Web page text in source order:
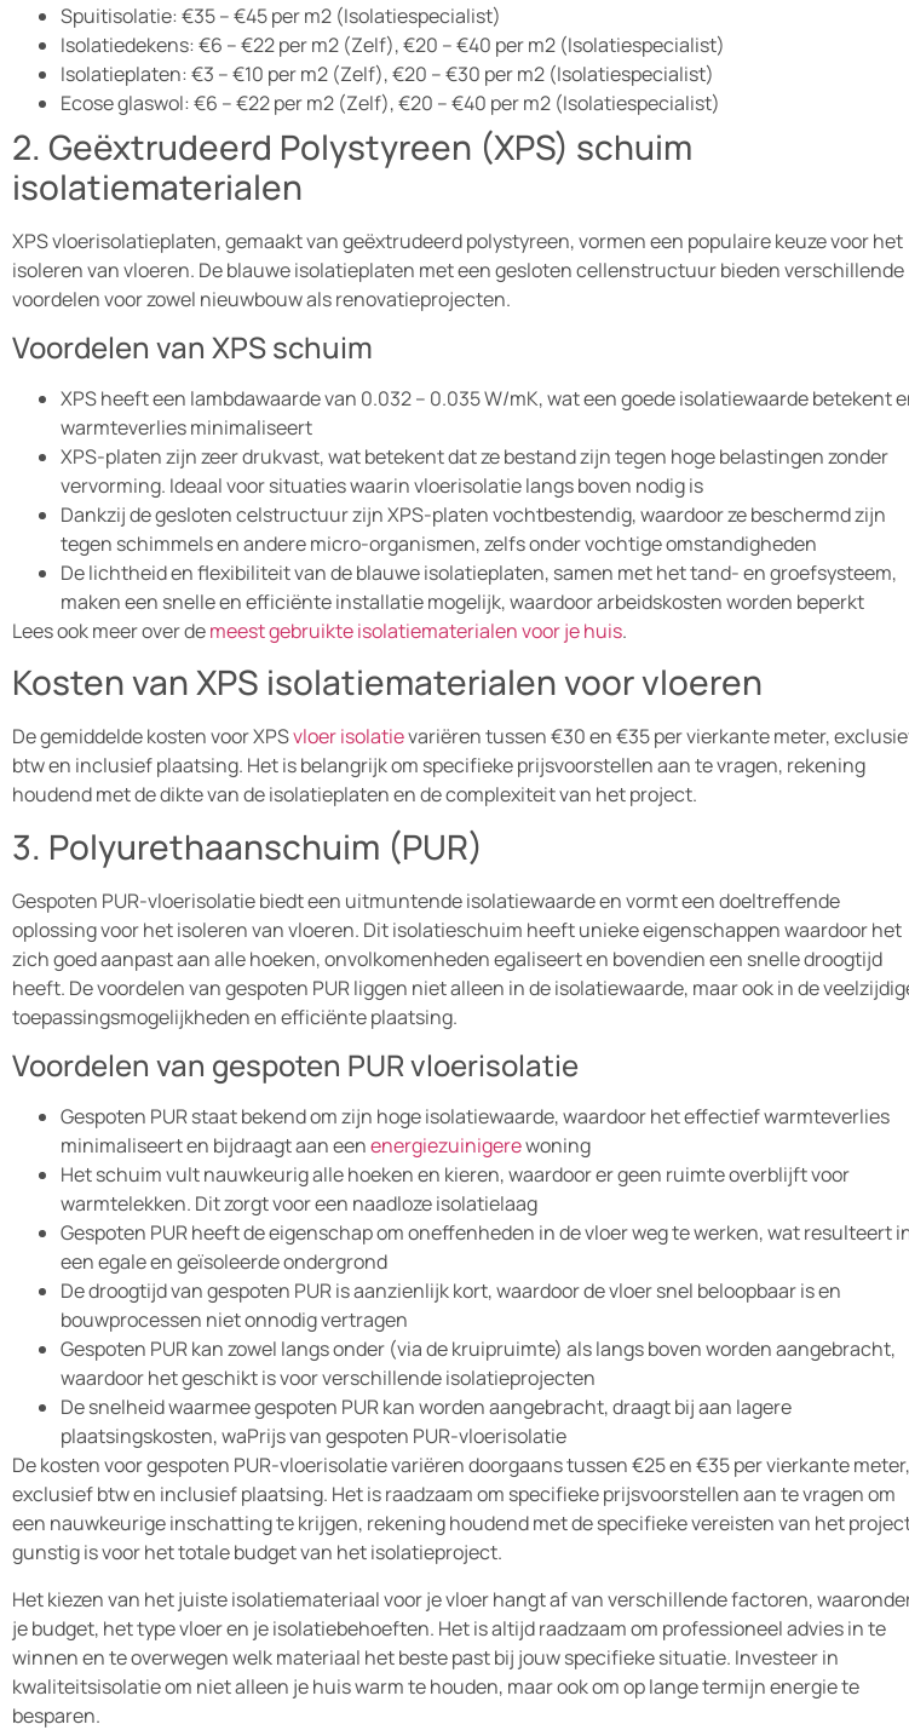
Spuitisolatie: €35 – €45 per m2 (Isolatiespecialist)
Isolatiedekens: €6 – €22 per m2 (Zelf), €20 – €40 per m2 (Isolatiespecialist)
Isolatieplaten: €3 – €10 per m2 (Zelf), €20 – €30 per m2 (Isolatiespecialist)
Ecose glaswol: €6 – €22 per m2 (Zelf), €20 – €40 per m2 (Isolatiespecialist)
2. Geëxtrudeerd Polystyreen (XPS) schuim
isolatiematerialen
XPS vloerisolatieplaten, gemaakt van geëxtrudeerd polystyreen, vormen een populaire keuze voor het
isoleren van vloeren. De blauwe isolatieplaten met een gesloten cellenstructuur bieden verschillende
voordelen voor zowel nieuwbouw als renovatieprojecten.
Voordelen van XPS schuim
XPS heeft een lambdawaarde van 0.032 – 0.035 W/mK, wat een goede isolatiewaarde betekent
warmteverlies minimaliseert
XPS-platen zijn zeer drukvast, wat betekent dat ze bestand zijn tegen hoge belastingen zonder
vervorming. Ideaal voor situaties waarin vloerisolatie langs boven nodig is
Dankzij de gesloten celstructuur zijn XPS-platen vochtbestendig, waardoor ze beschermd zijn
tegen schimmels en andere micro-organismen, zelfs onder vochtige omstandigheden
De lichtheid en flexibiliteit van de blauwe isolatieplaten, samen met het tand- en groefsysteem,
maken een snelle en efficiënte installatie mogelijk, waardoor arbeidskosten worden beperkt
Lees ook meer over demeest gebruikte isolatiematerialen voor je huis.
Kosten van XPS isolatiematerialen voor vloeren
De gemiddelde kosten voor XPSvloer isolatievariëren tussen €30 en €35 per vierkante meter,
btw en inclusief plaatsing. Het is belangrijk om specifieke prijsvoorstellen aan te vragen, rekening
houdend met de dikte van de isolatieplaten en de complexiteit van het project.
3. Polyurethaanschuim (PUR)
Gespoten PUR-vloerisolatie biedt een uitmuntende isolatiewaarde en vormt een doeltreffende
oplossing voor het isoleren van vloeren. Dit isolatieschuim heeft unieke eigenschappen waardoor het
zich goed aanpast aan alle hoeken, onvolkomenheden egaliseert en bovendien een snelle droogtijd
heeft. De voordelen van gespoten PUR liggen niet alleen in de isolatiewaarde, maar ook in de
toepassingsmogelijkheden en efficiënte plaatsing.
Voordelen van gespoten PUR vloerisolatie
Gespoten PUR staat bekend om zijn hoge isolatiewaarde, waardoor het effectief warmteverlies
minimaliseert en bijdraagt aan eenenergiezuinigerewoning
Het schuim vult nauwkeurig alle hoeken en kieren, waardoor er geen ruimte overblijft voor
warmtelekken. Dit zorgt voor een naadloze isolatielaag
Gespoten PUR heeft de eigenschap om oneffenheden in de vloer weg te werken, wat resulteert
een egale en geïsoleerde ondergrond
De droogtijd van gespoten PUR is aanzienlijk kort, waardoor de vloer snel beloopbaar is en
bouwprocessen niet onnodig vertragen
Gespoten PUR kan zowel langs onder (via de kruipruimte) als langs boven worden aangebracht,
waardoor het geschikt is voor verschillende isolatieprojecten
De snelheid waarmee gespoten PUR kan worden aangebracht, draagt bij aan lagere
plaatsingskosten, waPrijs van gespoten PUR-vloerisolatie
De kosten voor gespoten PUR-vloerisolatie variëren doorgaans tussen €25 en €35 per vierkante meter,
exclusief btw en inclusief plaatsing. Het is raadzaam om specifieke prijsvoorstellen aan te vragen om
een nauwkeurige inschatting te krijgen, rekening houdend met de specifieke vereisten van het
gunstig is voor het totale budget van het isolatieproject.
Het kiezen van het juiste isolatiemateriaal voor je vloer hangt af van verschillende factoren,
je budget, het type vloer en je isolatiebehoeften. Het is altijd raadzaam om professioneel advies in te
winnen en te overwegen welk materiaal het beste past bij jouw specifieke situatie. Investeer in
kwaliteitsisolatie om niet alleen je huis warm te houden, maar ook om op lange termijn energie te
besparen.